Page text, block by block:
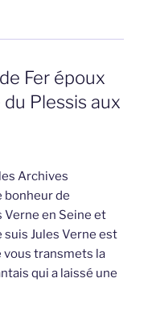
Fer époux
Plessis aux
Archives
bonheur de
Verne en Seine et
suis Jules Verne est
vous transmets la
qui a laissé une